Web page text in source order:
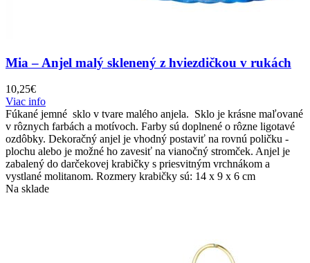
Mia – Anjel malý sklenený z hviezdičkou v rukách
10,25€
Viac info
Fúkané jemné sklo v tvare malého anjela. Sklo je krásne maľované
v rôznych farbách a motívoch. Farby sú doplnené o rôzne ligotavé
ozdôbky. Dekoračný anjel je vhodný postaviť na rovnú poličku -
plochu alebo je možné ho zavesiť na vianočný stromček. Anjel je
zabalený do darčekovej krabičky s priesvitným vrchnákom a
vystlané molitanom. Rozmery krabičky sú: 14 x 9 x 6 cm
Na sklade